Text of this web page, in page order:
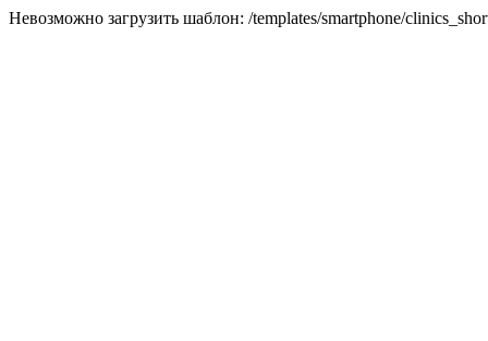
Невозможно загрузить шаблон: /templates/smartphone/